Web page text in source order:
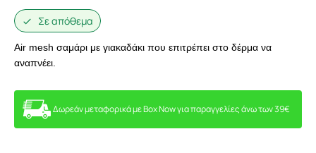
Σε απόθεμα
Air mesh σαμάρι με γιακαδάκι που επιτρέπει στο δέρμα να
αναπνέει.
Δωρεάν μεταφορικά με Box Now για παραγγελίες άνω των 39€